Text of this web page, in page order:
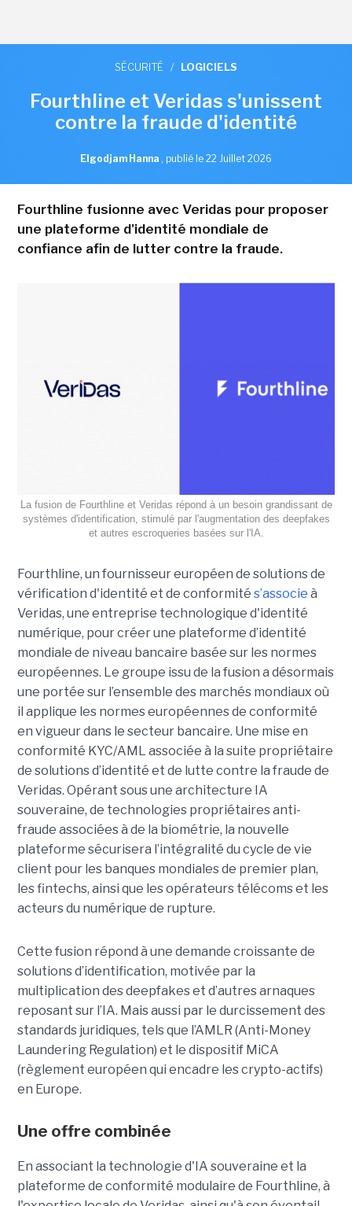
SÉCURITÉ / LOGICIELS
Fourthline et Veridas s'unissent
contre la fraude d'identité
Elgodjam Hanna , publié le 22 Juillet 2026
Fourthline fusionne avec Veridas pour proposer
une plateforme d'identité mondiale de
confiance afin de lutter contre la fraude.
La fusion de Fourthline et Veridas répond à un besoin grandissant de
systèmes d'identification, stimulé par l'augmentation des deepfakes
et autres escroqueries basées sur l'IA.
Fourthline, un fournisseur européen de solutions de
vérification d'identité et de conformité s’associe à
Veridas, une entreprise technologique d'identité
numérique, pour créer une plateforme d’identité
mondiale de niveau bancaire basée sur les normes
européennes. Le groupe issu de la fusion a désormais
une portée sur l’ensemble des marchés mondiaux où
il applique les normes européennes de conformité
en vigueur dans le secteur bancaire. Une mise en
conformité KYC/AML associée à la suite propriétaire
de solutions d’identité et de lutte contre la fraude de
Veridas. Opérant sous une architecture IA
souveraine, de technologies propriétaires anti-
fraude associées à de la biométrie, la nouvelle
plateforme sécurisera l’intégralité du cycle de vie
client pour les banques mondiales de premier plan,
les fintechs, ainsi que les opérateurs télécoms et les
acteurs du numérique de rupture.
Cette fusion répond à une demande croissante de
solutions d’identification, motivée par la
multiplication des deepfakes et d’autres arnaques
reposant sur l’IA. Mais aussi par le durcissement des
standards juridiques, tels que l’AMLR (Anti-Money
Laundering Regulation) et le dispositif MiCA
(règlement européen qui encadre les crypto-actifs)
en Europe.
Une offre combinée
En associant la technologie d'IA souveraine et la
plateforme de conformité modulaire de Fourthline, à